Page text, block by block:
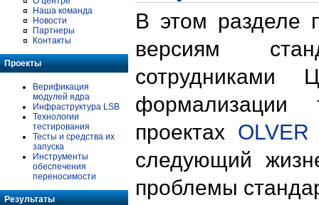
Наша команда
Новости
Партнеры
Контакты
Проекты
Верификация
модулей ядра
Инфраструктура LSB
Технологии
тестирования
Тесты и средства их
запуска
Инструменты
обеспечения
переносимости
Результаты
В этом разделе
версиям
формализации
проектах OLVER
следующий
проблемы